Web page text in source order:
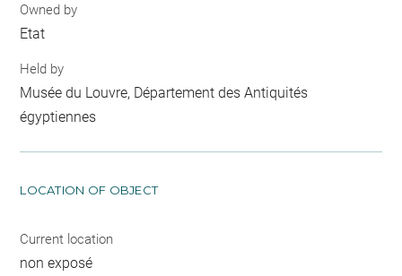
Owned by
Etat
Held by
Musée du Louvre, Département des Antiquités
égyptiennes
LOCATION OF OBJECT
Current location
non exposé